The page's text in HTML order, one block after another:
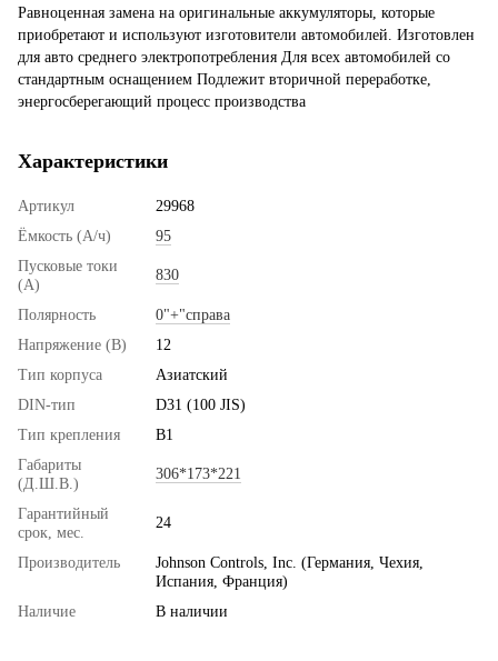
Равноценная замена на оригинальные аккумуляторы, которые
приобретают и используют изготовители автомобилей. Изготовлен
для авто среднего электропотребления Для всех автомобилей со
стандартным оснащением Подлежит вторичной переработке,
энергосберегающий процесс производства
Характеристики
Артикул
29968
Ёмкость (А/ч)
95
Пусковые токи
(А)
830
Полярность
0"+"справа
Напряжение (В)
12
Тип корпуса
Азиатский
DIN-тип
D31 (100 JIS)
Тип крепления
B1
Габариты
(Д.Ш.В.)
306*173*221
Гарантийный
срок, мес.
24
Производитель
Johnson Controls, Inc. (Германия, Чехия,
Испания, Франция)
Наличие
В наличии